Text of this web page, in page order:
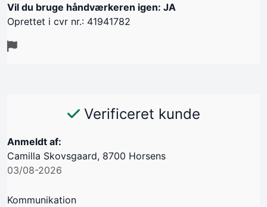
Vil du bruge håndværkeren igen: JA
Oprettet i cvr nr.: 41941782
Verificeret kunde
Anmeldt af:
Camilla Skovsgaard, 8700 Horsens
03/08-2026
Kommunikation